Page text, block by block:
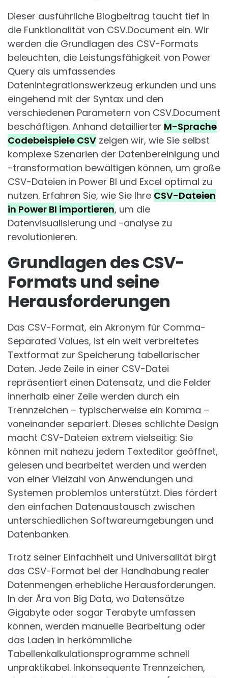
Dieser ausführliche Blogbeitrag taucht tief in
die Funktionalität von CSV.Document ein. Wir
werden die Grundlagen des CSV-Formats
beleuchten, die Leistungsfähigkeit von Power
Query als umfassendes
Datenintegrationswerkzeug erkunden und uns
eingehend mit der Syntax und den
verschiedenen Parametern von CSV.Document
beschäftigen. Anhand detaillierter M-Sprache
Codebeispiele CSV zeigen wir, wie Sie selbst
komplexe Szenarien der Datenbereinigung und
-transformation bewältigen können, um große
CSV-Dateien in Power BI und Excel optimal zu
nutzen. Erfahren Sie, wie Sie Ihre CSV-Dateien
in Power BI importieren, um die
Datenvisualisierung und -analyse zu
revolutionieren.
Grundlagen des CSV-
Formats und seine
Herausforderungen
Das CSV-Format, ein Akronym für Comma-
Separated Values, ist ein weit verbreitetes
Textformat zur Speicherung tabellarischer
Daten. Jede Zeile in einer CSV-Datei
repräsentiert einen Datensatz, und die Felder
innerhalb einer Zeile werden durch ein
Trennzeichen – typischerweise ein Komma –
voneinander separiert. Dieses schlichte Design
macht CSV-Dateien extrem vielseitig: Sie
können mit nahezu jedem Texteditor geöffnet,
gelesen und bearbeitet werden und werden
von einer Vielzahl von Anwendungen und
Systemen problemlos unterstützt. Dies fördert
den einfachen Datenaustausch zwischen
unterschiedlichen Softwareumgebungen und
Datenbanken.
Trotz seiner Einfachheit und Universalität birgt
das CSV-Format bei der Handhabung realer
Datenmengen erhebliche Herausforderungen.
In der Ära von Big Data, wo Datensätze
Gigabyte oder sogar Terabyte umfassen
können, werden manuelle Bearbeitung oder
das Laden in herkömmliche
Tabellenkalkulationsprogramme schnell
unpraktikabel. Inkonsequente Trennzeichen,